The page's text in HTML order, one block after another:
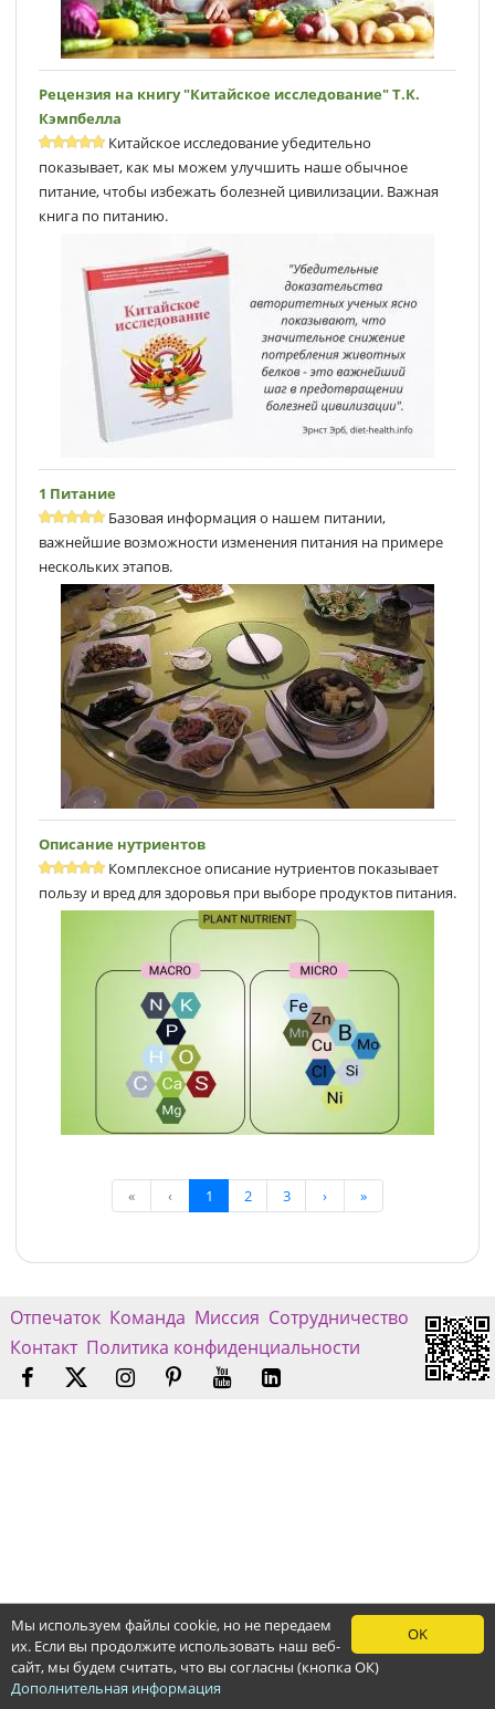
Рецензия на книгу "Китайское исследование" Т.К.
Кэмпбеллa
Китайское исследование убедительно
показывает, как мы можем улучшить наше обычное
питание, чтобы избежать болезней цивилизации. Важная
книга по питанию.
1 Питание
Базовая информация о нашем питании,
важнейшие возможности изменения питания на примере
нескольких этапов.
Описание нутриентов
Комплексное описание нутриентов показывает
пользу и вред для здоровья при выборе продуктов питания.
« ‹ 1 2 3 › »
Отпечаток Команда Миссия Сотрудничество
Контакт Политика конфиденциальности
OK
Мы используем файлы cookie, но не передаем
их. Если вы продолжите использовать наш веб-
сайт, мы будем считать, что вы согласны (кнопка ОК)
Дополнительная информация